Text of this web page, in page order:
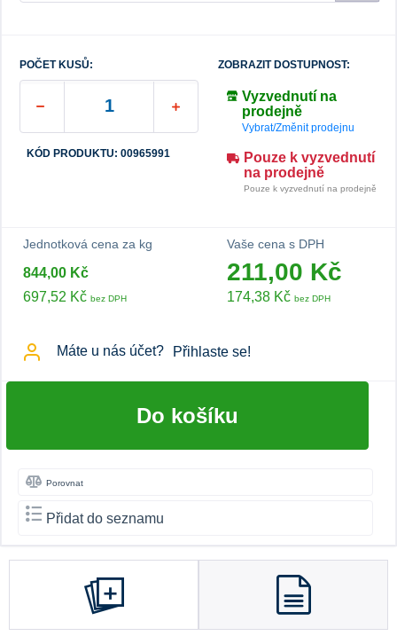
POČET KUSŮ:
KÓD PRODUKTU: 00965991
ZOBRAZIT DOSTUPNOST:
Vyzvednutí na
prodejně
Vybrat/Změnit prodejnu
Pouze k vyzvednutí
na prodejně
Pouze k vyzvednutí na prodejně
Jednotková cena za kg
844,00 Kč
697,52 Kč bez DPH
Vaše cena s DPH
211,00 Kč
174,38 Kč bez DPH
Máte u nás účet? Přihlaste se!
Do košíku
Porovnat
Přidat do seznamu